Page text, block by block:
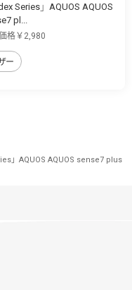
Series」AQUOS AQUOS
pl...
格￥2,980
ー
」AQUOS AQUOS sense7 plus